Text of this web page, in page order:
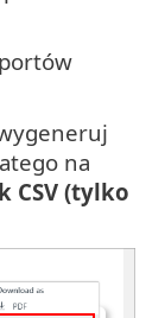
na
CSV (tylko